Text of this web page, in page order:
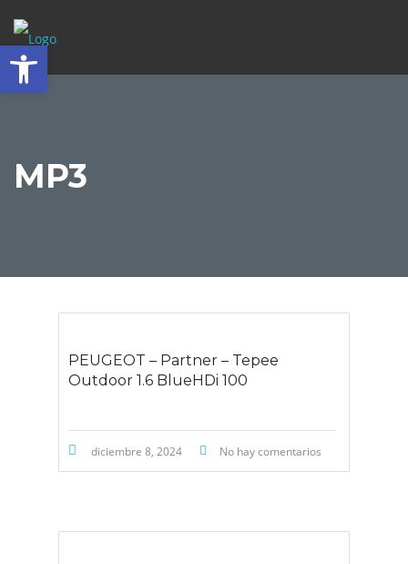
MP3
PEUGEOT – Partner – Tepee
Outdoor 1.6 BlueHDi 100
diciembre 8, 2024 No hay comentarios
Abrir barra de herramientas